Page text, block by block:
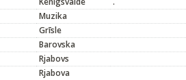
Muzika
Grīsle
Barovska
Rjabovs
Rjabova